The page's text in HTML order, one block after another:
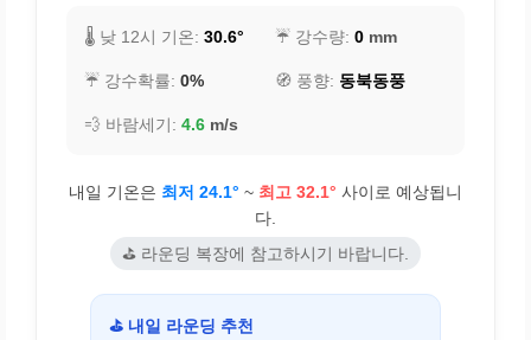
🌡️ 낮 12시 기온: 30.6° ☔ 강수량: 0 mm
☔ 강수확률: 0% 🧭 풍향: 동북동풍
💨 바람세기: 4.6 m/s
내일 기온은 최저 24.1° ~ 최고 32.1° 사이로 예상됩니
다.
⛳ 라운딩 복장에 참고하시기 바랍니다.
⛳ 내일 라운딩 추천